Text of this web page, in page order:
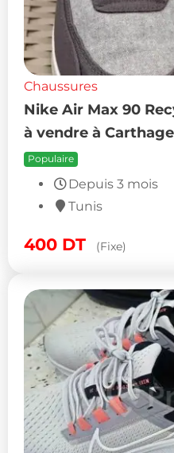
Chaussures
Nike Air Max 90
à vendre à Carthage
Populaire
Depuis 3 mois
Tunis
400 DT (Fixe)